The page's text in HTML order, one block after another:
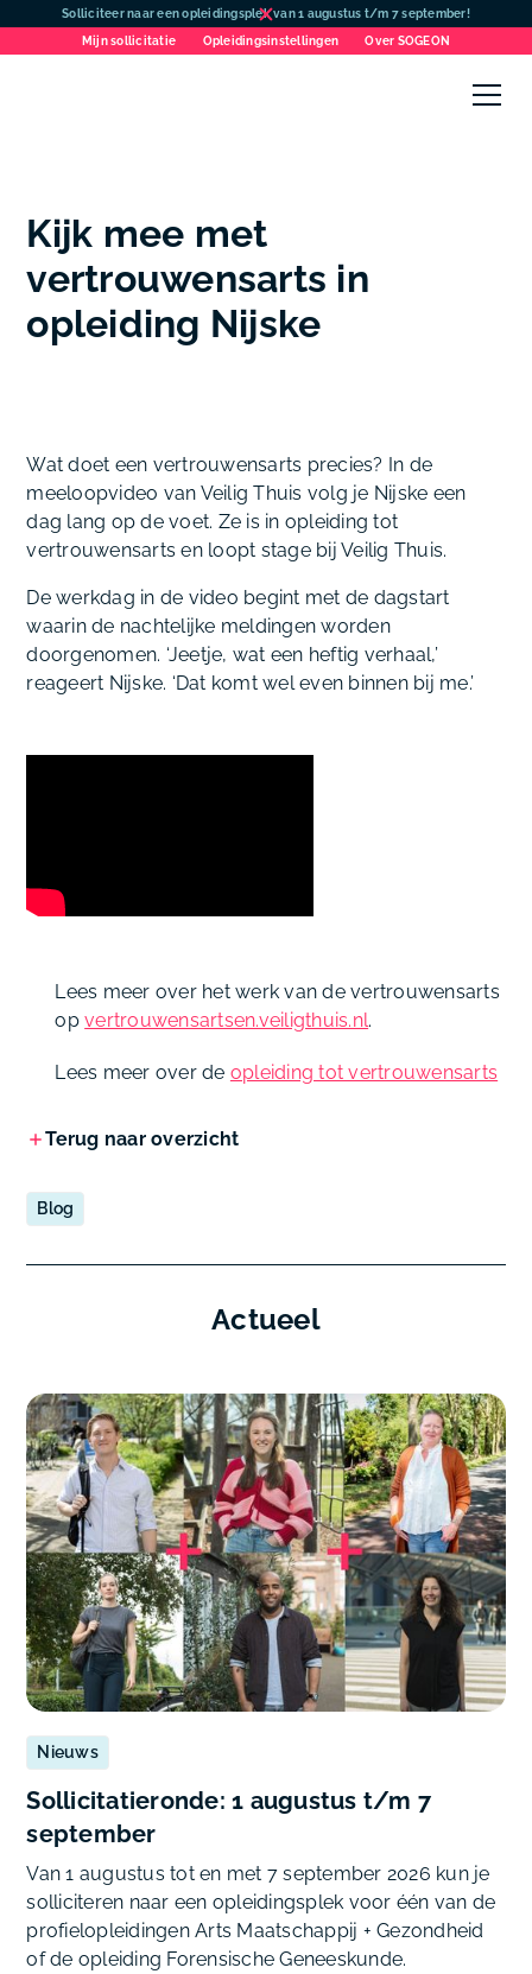
Solliciteer naar een opleidingsplek van 1 augustus t/m 7 september!
Mijn sollicitatie
Opleidingsinstellingen Over SOGEON
Kijk mee met
vertrouwensarts in
opleiding Nijske
Wat doet een vertrouwensarts precies? In de
meeloopvideo van Veilig Thuis volg je Nijske een
dag lang op de voet. Ze is in opleiding tot
vertrouwensarts en loopt stage bij Veilig Thuis.
De werkdag in de video begint met de dagstart
waarin de nachtelijke meldingen worden
doorgenomen. ‘Jeetje, wat een heftig verhaal,’
reageert Nijske. ‘Dat komt wel even binnen bij me.’
Lees meer over het werk van de vertrouwensarts
opvertrouwensartsen.veiligthuis.nl.
Lees meer over de opleiding tot vertrouwensarts
Terug naar overzicht
Blog
Actueel
Nieuws
Sollicitatieronde: 1 augustus t/m 7
september
Van 1 augustus tot en met 7 september 2026 kun je
solliciteren naar een opleidingsplek voor één van de
profielopleidingen Arts Maatschappij + Gezondheid
of de opleiding Forensische Geneeskunde.